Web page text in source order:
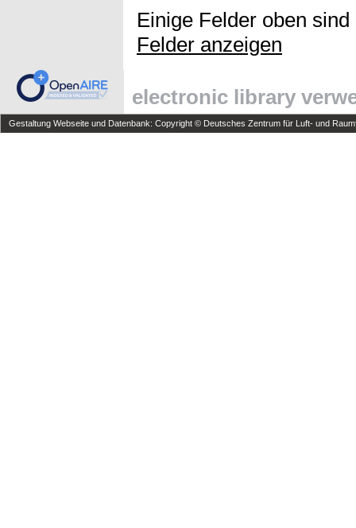
Einige Felder oben
Felder anzeigen
electronic library
Gestaltung Webseite und Datenbank: Copyright © Deutsches Zentrum für Luft- und